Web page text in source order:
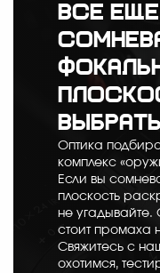
Все еще
Оптика
комплекс
Если вы
плоскость
не
стоит промаха
Свяжитесь с
охотимся,